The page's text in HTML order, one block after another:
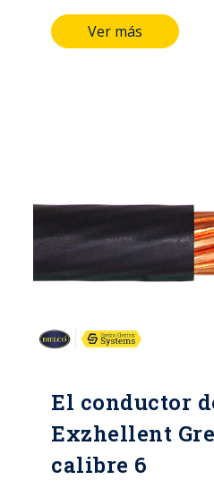
téxicos en caso de
Ver más
El conductor
Exzhellent
calibre 6